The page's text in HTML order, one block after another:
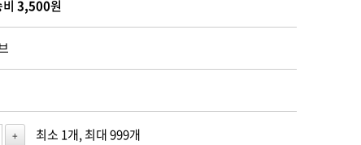
3,500원
+ 최소 1개, 최대 999개